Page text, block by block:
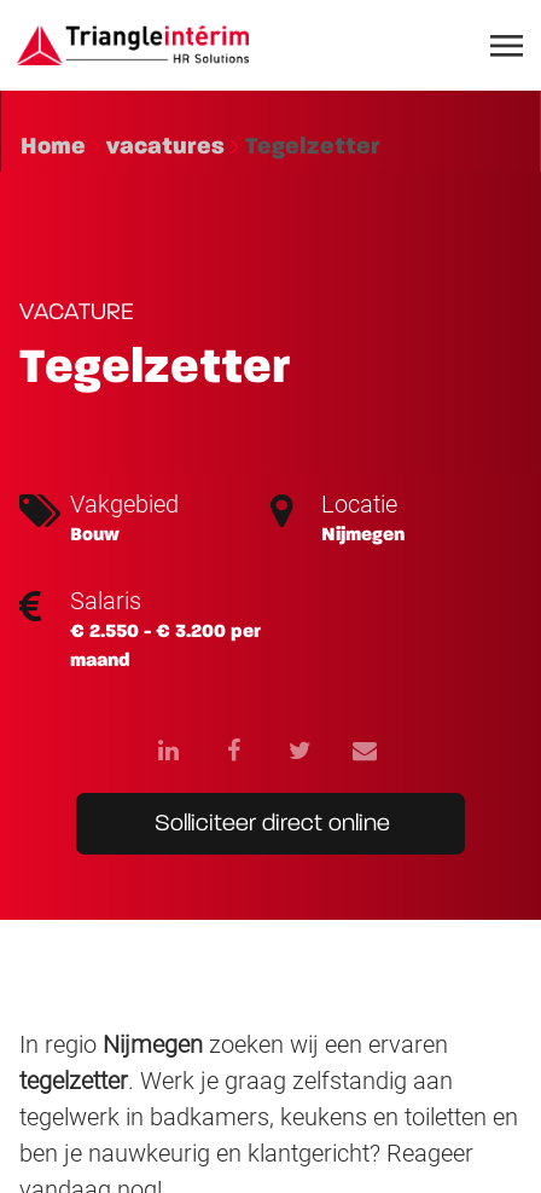
Home vacatures Tegelzetter
VACATURE
Tegelzetter
Vakgebied
Bouw
Locatie
Nijmegen
Salaris
€ 2.550 - € 3.200 per
maand
Solliciteer direct online
In regio Nijmegen zoeken wij een ervaren
tegelzetter. Werk je graag zelfstandig aan
tegelwerk in badkamers, keukens en toiletten en
ben je nauwkeurig en klantgericht? Reageer